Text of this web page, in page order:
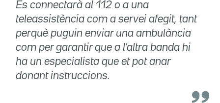
Es connectarà al 112 o a una
teleassistència com a servei afegit, tant
perquè puguin enviar una ambulància
com per garantir que a l'altra banda hi
ha un especialista que et pot anar
donant instruccions.